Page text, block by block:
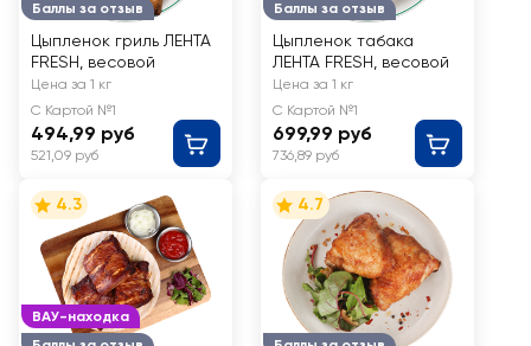
Баллы за отзыв
Цыпленок гриль ЛЕНТА
FRESH, весовой
Цена за 1 кг
С Картой №1
494,99 руб
521,09 руб
Баллы за отзыв
Цыпленок табака
ЛЕНТА FRESH, весовой
Цена за 1 кг
С Картой №1
699,99 руб
736,89 руб
ВАУ-находка
4.3 4.7